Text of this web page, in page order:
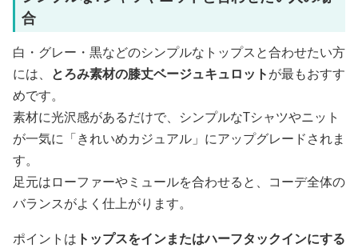
合
白・グレー・黒などのシンプルなトップスと合わせたい方
には、 とろみ素材の膝丈ベージュキュロットが最もおすす
めです。
素材に光沢感があるだけで、シンプルなTシャツやニット
が一気に「きれいめカジュアル」にアップグレードされま
す。
足元はローファーやミュールを合わせると、コーデ全体の
バランスがよく仕上がります。
ポイントは トップスをインまたはハーフタックインにする